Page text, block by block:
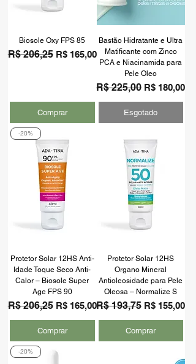
Biosole Oxy FPS 85
Preço normal
R$ 206,25 Preço promocional
R$ 165,00
Comprar
Bastão Hidratante e Ultra
Matificante com Zinco
PCA e Niacinamida para
Pele Oleo
Preço normal
R$ 225,00 Preço
R$ 180,00
Esgotado
-20%
Protetor Solar 12HS Anti-
Idade Toque Seco Anti-
Calor – Biosole Super
Age FPS 90
Preço normal
R$ 206,25 Preço promocional
R$ 165,00
Comprar
Protetor Solar 12HS
Organo Mineral
Antioleosidade para Pele
Oleosa – Normalize S
Preço normal
R$ 193,75 Preço
R$ 155,00
Comprar
-20%